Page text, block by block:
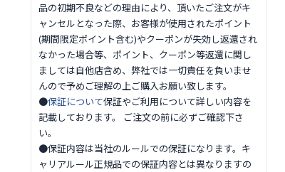
品の初期不良などの理由により、頂いたご注文がキ
ャンセルとなった際、お客様が使用されたポイント
(期間限定ポイント含む)やクーポンが失効し返還され
なかった場合等、ポイント、クーポン等返還に関し
ましては自他店含め、弊社では一切責任を負いませ
んので予めご理解の上ご購入お願い致します。
●保証について保証やご利用について詳しい内容を
記載しております。 ご注文の前に必ずご確認下さ
い。
●保証内容は当社のルールでの保証になります。キ
ャリアルール正規品での保証内容とは異なりますの